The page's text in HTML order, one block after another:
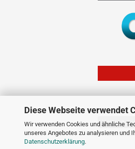
Diese Webseite verwendet
Wir verwenden Cookies und ähnliche
unseres Angebotes zu analysieren und
Datenschutzerklärung.
Vertrag